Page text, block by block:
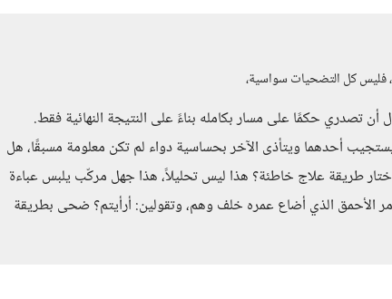
كل التضحيات سواسية،
أن تصدري حكمًا على مسار بكامله بناءً على النتيجة النهائية فقط.
أحدهما ويتأذى الآخر بحساسية دواء لم تكن معلومة مسبقًا، هل
طريقة علاج خاطئة؟ هذا ليس تحليلاً، هذا جهل مركّب يلبس عباءة
الأحمق الذي أضاع عمره خلف وهم، وتقولين: أرأيتم؟ ضحى بطريقة